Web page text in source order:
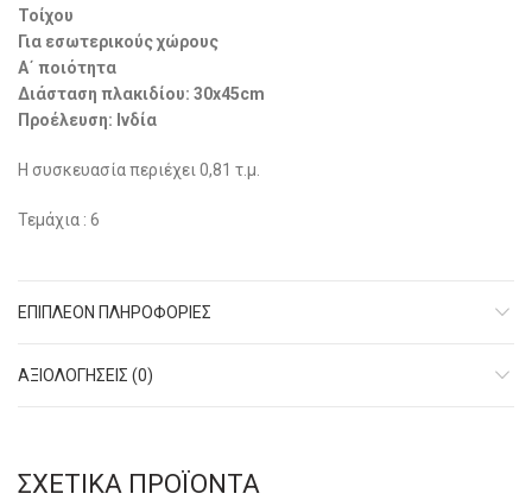
Τοίχου
Για εσωτερικούς χώρους
Α΄ ποιότητα
Διάσταση πλακιδίου: 30x45cm
Προέλευση: Ινδία
Η συσκευασία περιέχει 0,81 τ.μ.
Τεμάχια : 6
ΕΠΙΠΛΈΟΝ ΠΛΗΡΟΦΟΡΊΕΣ
ΑΞΙΟΛΟΓΉΣΕΙΣ (0)
ΣΧΕΤΙΚΆ ΠΡΟΪΌΝΤΑ